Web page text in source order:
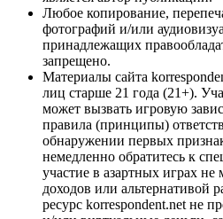
Любое копирование,
фотографий и/или
принадлежащих
запрещено.
Материалы сайта
лиц старше 21 года (21+).
может вызвать игровую
правила (принципы)
обнаружении первых
немедленно обратитесь к
участие в азартных играх
доходов или
ресурс korrespondent.net не